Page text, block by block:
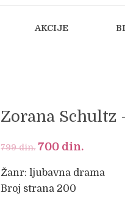
AKCIJE
Zorana Schultz
799din. Original
was:
799 din..
700 din.
is:
Žanr: ljubavna drama
Broj strana 200